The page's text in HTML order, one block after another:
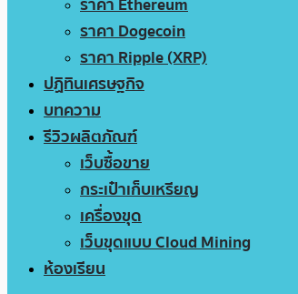
ราคา Dogecoin
ราคา Ripple (XRP)
ปฏิทินเศรษฐกิจ
บทความ
รีวิวผลิตภัณฑ์
เว็บซื้อขาย
กระเป๋าเก็บเหรียญ
เครื่องขุด
เว็บขุดแบบ Cloud Mining
ห้องเรียน